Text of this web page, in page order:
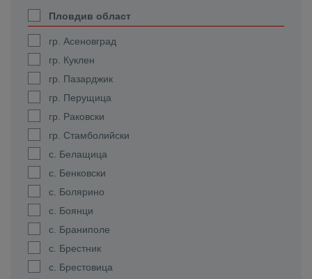
Пловдив област
гр. Асеновград
гр. Куклен
гр. Пазарджик
гр. Перущица
гр. Раковски
гр. Стамболийски
с. Белащица
с. Бенковски
с. Болярино
с. Боянци
с. Браниполе
с. Брестник
с. Брестовица